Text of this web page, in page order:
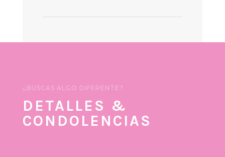
¿BUSCAS ALGO DIFERENTE?
DETALLES &
CONDOLENCIAS